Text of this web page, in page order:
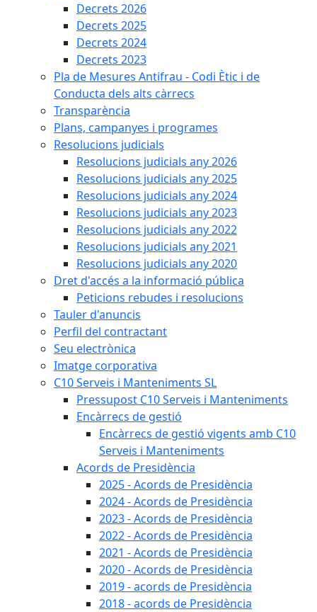
Decrets 2026
Decrets 2025
Decrets 2024
Decrets 2023
Pla de Mesures Antifrau - Codi Ètic i de
Conducta dels alts càrrecs
Transparència
Plans, campanyes i programes
Resolucions judicials
Resolucions judicials any 2026
Resolucions judicials any 2025
Resolucions judicials any 2024
Resolucions judicials any 2023
Resolucions judicials any 2022
Resolucions judicials any 2021
Resolucions judicials any 2020
Dret d'accés a la informació pública
Peticions rebudes i resolucions
Tauler d'anuncis
Perfil del contractant
Seu electrònica
Imatge corporativa
C10 Serveis i Manteniments SL
Pressupost C10 Serveis i Manteniments
Encàrrecs de gestió
Encàrrecs de gestió vigents amb C10
Serveis i Manteniments
Acords de Presidència
2025 - Acords de Presidència
2024 - Acords de Presidència
2023 - Acords de Presidència
2022 - Acords de Presidència
2021 - Acords de Presidència
2020 - Acords de Presidència
2019 - acords de Presidència
2018 - acords de Presidència